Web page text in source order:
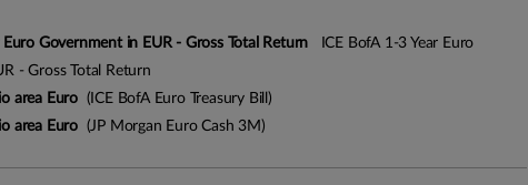
escluse società i cui ricavi riconducibili all’utilizzo, alla
di carbone termico superino una quota massima del 30%.
90%
Euro Government in EUR - Gross Total Return
ICE BofA 1-3 Year Euro
- Gross Total Return
area Euro (ICE BofA Euro Treasury Bill)
area Euro (JP Morgan Euro Cash 3M)